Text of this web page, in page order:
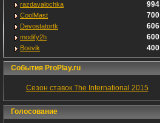
razdavalochka 994
CoolMast 700
Devostatortk 606
modify2h 600
Boevik 400
События ProPlay.ru
Сезон ставок The International 2015
Голосование